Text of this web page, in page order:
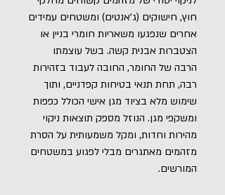
חוץ, חישוקים (ג'אנטים) ומשטחים עמידים
אחרים שנפגעו משאריות חומרי בניין או
הצטברות אבנית קשה. בשל עוצמתו
הרבה של החומר, החובה לעבוד בזהירות
רבה, תחת תנאי בטיחות קפדניים, ותוך
שימוש מלא בציוד מגן אישי הכולל כפפות
ומשקפי מגן. הנוזל מספק תוצאות ניקוי
מהירות וחדות, ומקל משמעותית על הסרת
מזהמים מאתגרים מבלי לפגוע במשטחים
המורשים.